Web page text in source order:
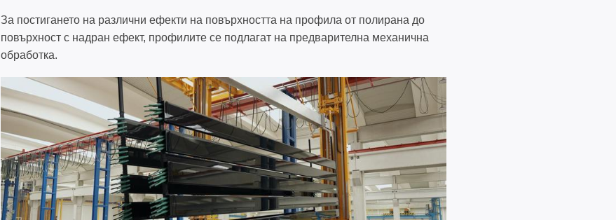
За постигането на различни ефекти на повърхността на профила от полирана до
повърхност с надран ефект, профилите се подлагат на предварителна механична
обработка.